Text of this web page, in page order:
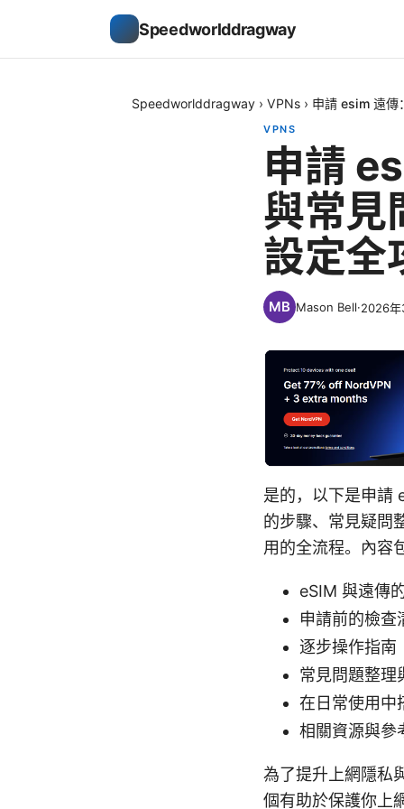
Speedworlddragway
Speedworlddragway › VPNs › 申請 esim 遠傳
VPNS
申請
與常見
設定全
Mason Bell·2026年
是的，以下是申請
的步驟、常見疑問
用的全流程。內容
eSIM 與遠傳
申請前的檢查
逐步操作指南
常見問題整理
在日常使用中
相關資源與參
為了提升上網隱私
個有助於保護你上